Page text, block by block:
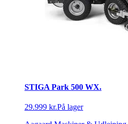
STIGA Park 500 WX.
29.999 kr.På lager